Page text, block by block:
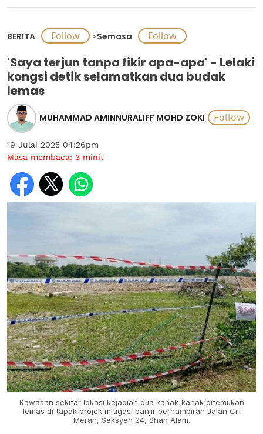
BERITA >Semasa
'Saya terjun tanpa fikir apa-apa' - Lelaki
kongsi detik selamatkan dua budak
lemas
MUHAMMAD AMINNURALIFF MOHD ZOKI
19 Julai 2025 04:26pm
Masa membaca: 3 minit
Kawasan sekitar lokasi kejadian dua kanak-kanak ditemukan
lemas di tapak projek mitigasi banjir berhampiran Jalan Cili
Merah, Seksyen 24, Shah Alam.